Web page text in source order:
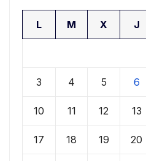
L M X J
3 4 5 6
10 11 12 13
17 18 19 20